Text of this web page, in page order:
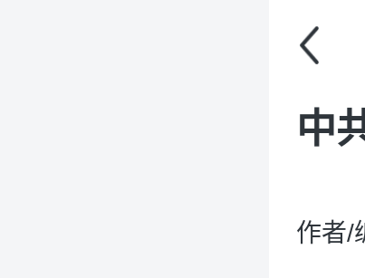
中
作者/